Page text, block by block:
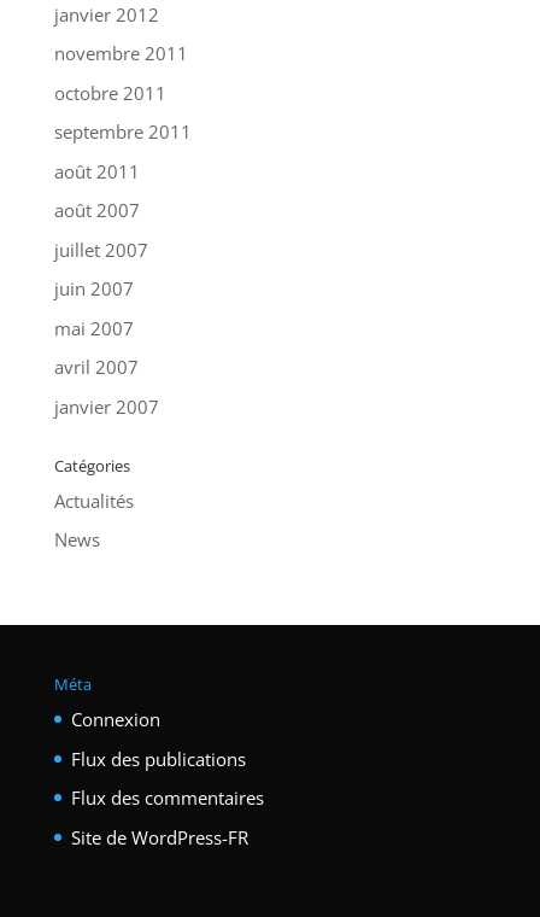
janvier 2012
novembre 2011
octobre 2011
septembre 2011
août 2011
août 2007
juillet 2007
juin 2007
mai 2007
avril 2007
janvier 2007
Catégories
Actualités
News
Méta
Connexion
Flux des publications
Flux des commentaires
Site de WordPress-FR